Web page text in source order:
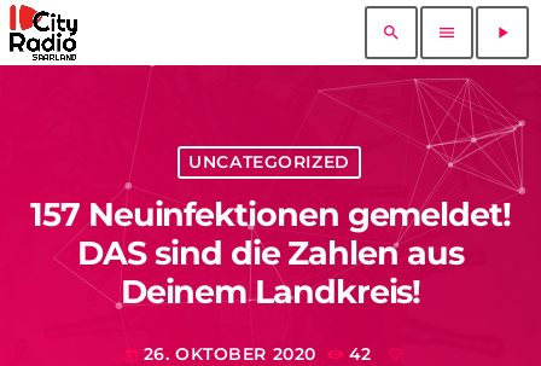
search menu play_arrow
UNCATEGORIZED
157 Neuinfektionen gemeldet!
DAS sind die Zahlen aus
Deinem Landkreis!
today 26. OKTOBER 2020 42